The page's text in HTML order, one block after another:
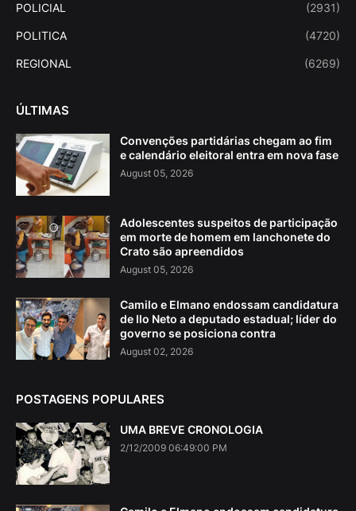
POLICIAL (2931)
POLITICA (4720)
REGIONAL (6269)
ÚLTIMAS
Convenções partidárias chegam ao fim
e calendário eleitoral entra em nova fase
August 05, 2026
Adolescentes suspeitos de participação
em morte de homem em lanchonete do
Crato são apreendidos
August 05, 2026
Camilo e Elmano endossam candidatura
de Ilo Neto a deputado estadual; líder do
governo se posiciona contra
August 02, 2026
POSTAGENS POPULARES
UMA BREVE CRONOLOGIA
2/12/2009 06:49:00 PM